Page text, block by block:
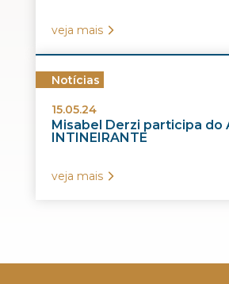
veja mais
Notícias
15.05.24
Misabel Derzi participa do
INTINEIRANTE
veja mais